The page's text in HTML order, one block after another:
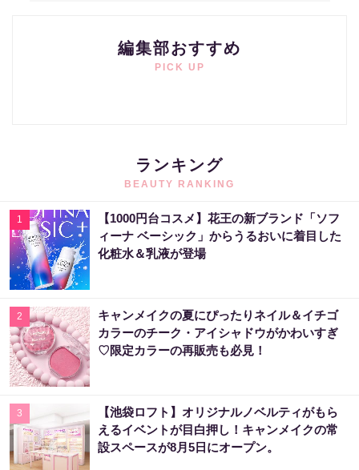
編集部おすすめ
PICK UP
ランキング
BEAUTY RANKING
1
【1000円台コスメ】花王の新ブランド「ソフ
ィーナ ベーシック」からうるおいに着目した
化粧水＆乳液が登場
2
キャンメイクの夏にぴったりネイル＆イチゴ
カラーのチーク・アイシャドウがかわいすぎ
♡限定カラーの再販売も必見！
3
【池袋ロフト】オリジナルノベルティがもら
えるイベントが目白押し！キャンメイクの常
設スペースが8月5日にオープン。